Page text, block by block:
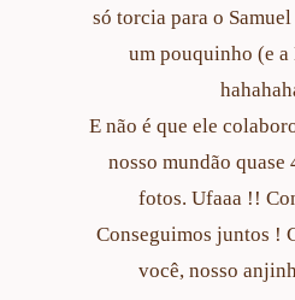
só torcia para o
um pouquinho (e a
E não é que ele
nosso mundão quase
fotos. Ufaaa !!
Conseguimos juntos !
você, nosso